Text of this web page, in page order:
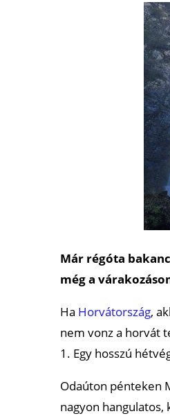
Már régóta
még a
Ha Horvátország,
nem vonz a horvát
1. Egy hosszú
Odaúton pénteken
nagyon